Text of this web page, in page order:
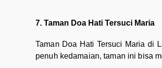
7. Taman Doa Hati Tersuci Maria
Taman Doa Hati Tersuci Maria di
penuh kedamaian, taman ini bisa